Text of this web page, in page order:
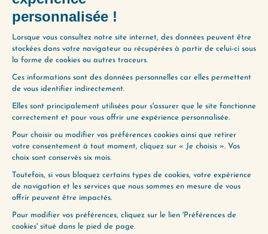
Si notre accompagnement vous
intéresse, rendez-vous sur la page
https://changemavie.com/coaching, et
inscrivez-vous sur la liste d’attente pour
être prévenu·e de la prochaine
réouverture des inscriptions. Vous
recevrez aussi par e-mail des extraits de
sessions de coaching, des messages
bonus et des pistes de réflexion conçus
spécialement pour vous préparer au
mieux au succès de votre démarche de